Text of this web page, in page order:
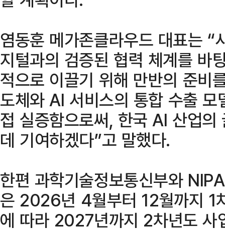
염동훈 메가존클라우드 대표는
지털과의 검증된 협력 체계를 바
적으로 이끌기 위해 만반의 준비
도체와 AI 서비스의 통합 수출
접 실증함으로써, 한국 AI 산업
데 기여하겠다”고 말했다.
한편 과학기술정보통신부와
은 2026년 4월부터 12월까지 1
에 따라 2027년까지 2차년도 사